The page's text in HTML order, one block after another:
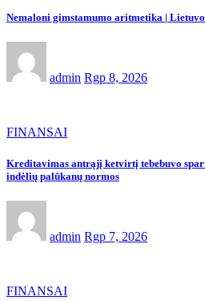
Nemaloni gimstamumo aritmetika |
admin Rgp 8, 2026
FINANSAI
Kreditavimas antrąjį ketvirtį tebebuvo
indėlių palūkanų normos
admin Rgp 7, 2026
FINANSAI